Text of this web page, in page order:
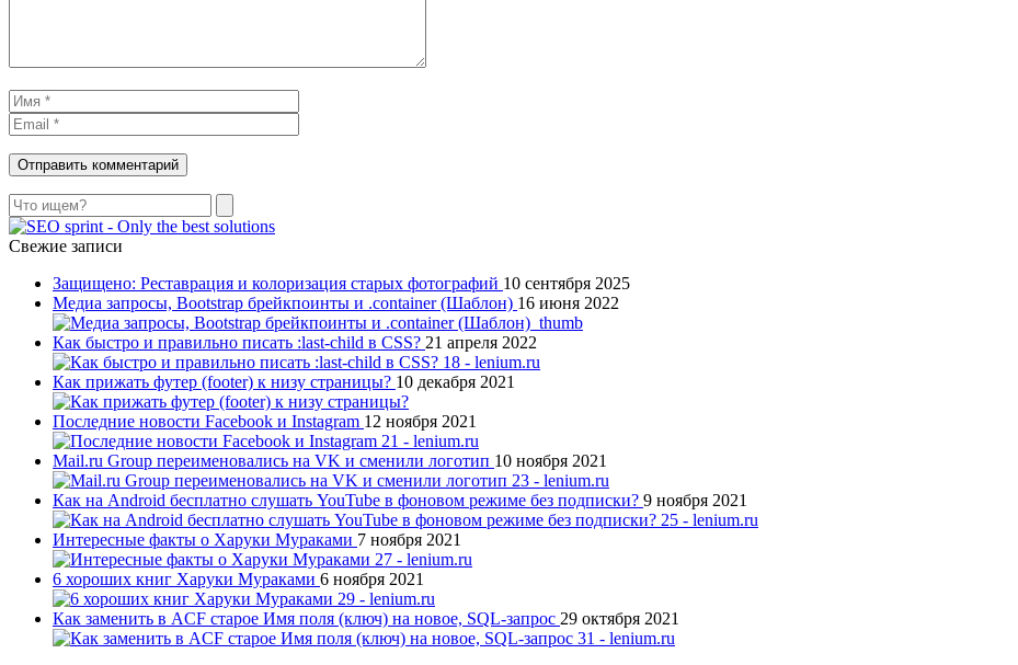
Поиск
Свежие записи
Защищено: Реставрация и колоризация старых фотографий 10 сентября 2025
Медиа запросы, Bootstrap брейкпоинты и .container (Шаблон) 16 июня 2022
Как быстро и правильно писать :last-child в CSS? 21 апреля 2022
Как прижать футер (footer) к низу страницы? 10 декабря 2021
Последние новости Facebook и Instagram 12 ноября 2021
Mail.ru Group переименовались на VK и сменили логотип 10 ноября 2021
Как на Android бесплатно слушать YouTube в фоновом режиме без подписки? 9 ноября 2021
Интересные факты о Харуки Мураками 7 ноября 2021
6 хороших книг Харуки Мураками 6 ноября 2021
Как заменить в ACF старое Имя поля (ключ) на новое, SQL-запрос 29 октября 2021